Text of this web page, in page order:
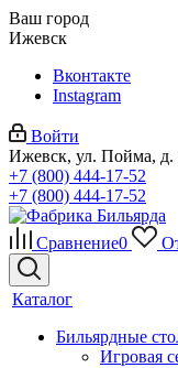
Ваш город
Ижевск
Вконтакте
Instagram
Войти
Ижевск, ул. Пойма, д.
+7 (800) 444-17-52
+7 (800) 444-17-52
Сравнение0
Каталог
Бильярдные
Игровая